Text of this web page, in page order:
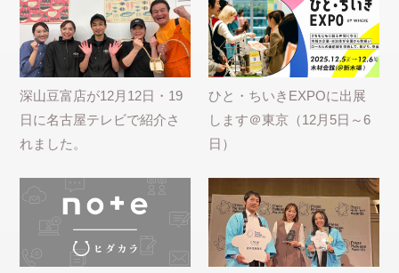
深山豆富店が12月12日・19
日に名古屋テレビで紹介さ
れました。
ひと・ちいきEXPOに出展
します＠東京（12月5日～6
日）